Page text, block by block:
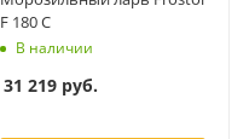
F 180 С
В наличии
31 219 руб.